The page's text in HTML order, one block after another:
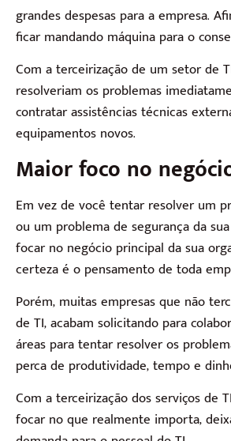
grandes despesas para a empresa.
ficar mandando máquina para o
Com a terceirização de um setor de
resolveriam os problemas
contratar assistências técnicas
equipamentos novos.
Maior foco no
Em vez de você tentar resolver um
ou um problema de segurança da
focar no negócio principal da sua
certeza é o pensamento de toda
Porém, muitas empresas que não
de TI, acabam solicitando para
áreas para tentar resolver os
perca de produtividade, tempo e
Com a terceirização dos serviços de
focar no que realmente importa,